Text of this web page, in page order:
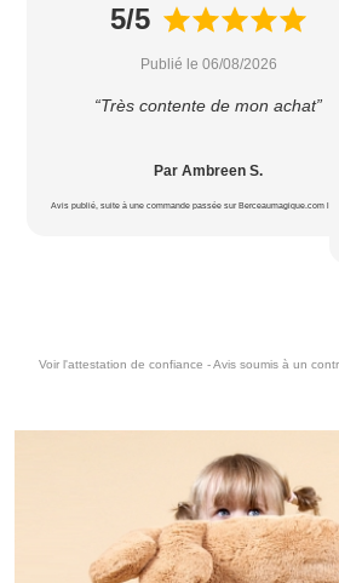
5/5
Publié le 06/08/2026
“Très contente de mon achat”
Par Ambreen S.
Avis publié, suite à une commande passée sur Berceaumagique.com le
Voir l'attestation de confiance - Avis soumis à un